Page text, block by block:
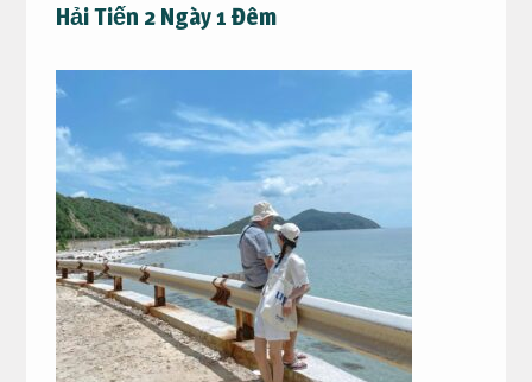
Hải Tiến 2 Ngày 1 Đêm